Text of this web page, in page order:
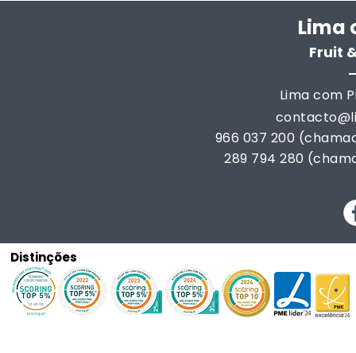
Lima
Fruit
Lima com
966 037 200
289 794 280
Distinções